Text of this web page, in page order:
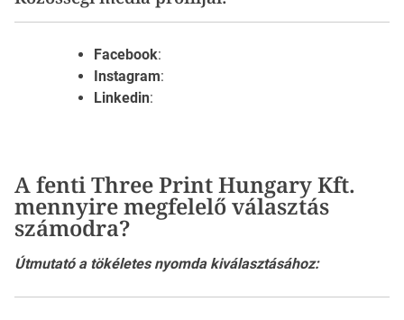
Facebook:
Instagram:
Linkedin:
A fenti Three Print Hungary Kft.
mennyire megfelelő választás
számodra?
Útmutató a tökéletes nyomda kiválasztásához: